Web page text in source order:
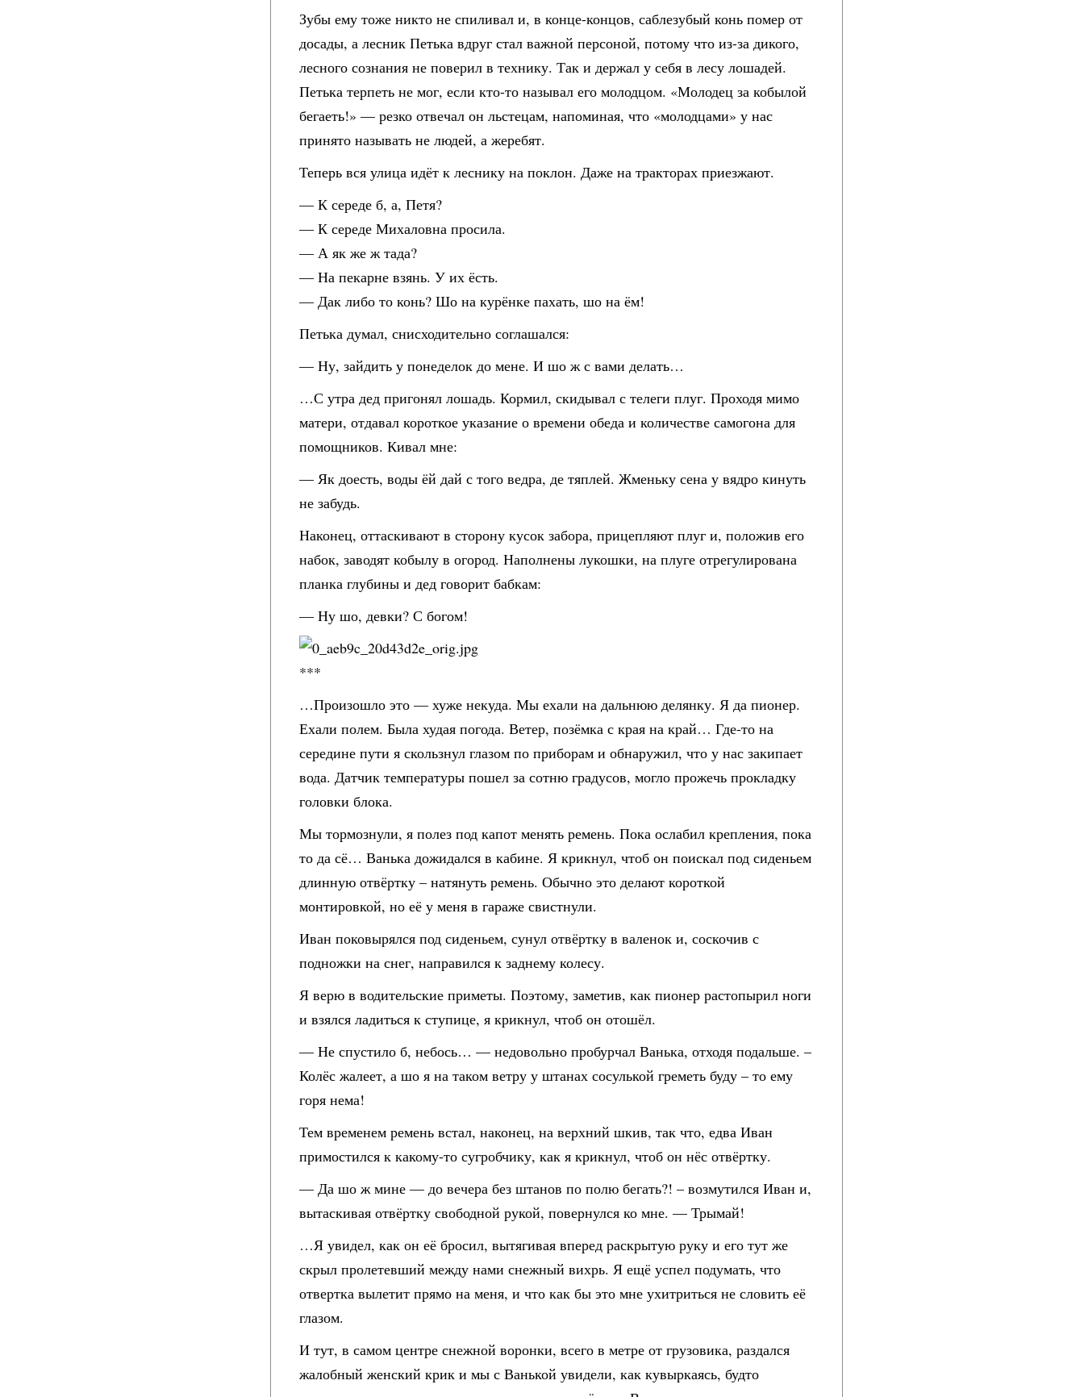
Зубы ему тоже никто не спиливал и, в конце-концов, саблезубый конь помер от
досады, а лесник Петька вдруг стал важной персоной, потому что из-за дикого,
лесного сознания не поверил в технику. Так и держал у себя в лесу лошадей.
Петька терпеть не мог, если кто-то называл его молодцом. «Молодец за кобылой
бегаеть!» — резко отвечал он льстецам, напоминая, что «молодцами» у нас
принято называть не людей, а жеребят.
Теперь вся улица идёт к леснику на поклон. Даже на тракторах приезжают.
— К середе б, а, Петя?
— К середе Михаловна просила.
— А як же ж тада?
— На пекарне взянь. У их ёсть.
— Дак либо то конь? Шо на курёнке пахать, шо на ём!
Петька думал, снисходительно соглашался:
— Ну, зайдить у понеделок до мене. И шо ж с вами делать…
…С утра дед пригонял лошадь. Кормил, скидывал с телеги плуг. Проходя мимо
матери, отдавал короткое указание о времени обеда и количестве самогона для
помощников. Кивал мне:
— Як доесть, воды ёй дай с того ведра, де тяплей. Жменьку сена у вядро кинуть
не забудь.
Наконец, оттаскивают в сторону кусок забора, прицепляют плуг и, положив его
набок, заводят кобылу в огород. Наполнены лукошки, на плуге отрегулирована
планка глубины и дед говорит бабкам:
— Ну шо, девки? С богом!
***
…Произошло это — хуже некуда. Мы ехали на дальнюю делянку. Я да пионер.
Ехали полем. Была худая погода. Ветер, позёмка с края на край… Где-то на
середине пути я скользнул глазом по приборам и обнаружил, что у нас закипает
вода. Датчик температуры пошел за сотню градусов, могло прожечь прокладку
головки блока.
Мы тормознули, я полез под капот менять ремень. Пока ослабил крепления, пока
то да сё… Ванька дожидался в кабине. Я крикнул, чтоб он поискал под сиденьем
длинную отвёртку – натянуть ремень. Обычно это делают короткой
монтировкой, но её у меня в гараже свистнули.
Иван поковырялся под сиденьем, сунул отвёртку в валенок и, соскочив с
подножки на снег, направился к заднему колесу.
Я верю в водительские приметы. Поэтому, заметив, как пионер растопырил ноги
и взялся ладиться к ступице, я крикнул, чтоб он отошёл.
— Не спустило б, небось… — недовольно пробурчал Ванька, отходя подальше. –
Колёс жалеет, а шо я на таком ветру у штанах сосулькой греметь буду – то ему
горя нема!
Тем временем ремень встал, наконец, на верхний шкив, так что, едва Иван
примостился к какому-то сугробчику, как я крикнул, чтоб он нёс отвёртку.
— Да шо ж мине — до вечера без штанов по полю бегать?! – возмутился Иван и,
вытаскивая отвёртку свободной рукой, повернулся ко мне. — Трымай!
…Я увидел, как он её бросил, вытягивая вперед раскрытую руку и его тут же
скрыл пролетевший между нами снежный вихрь. Я ещё успел подумать, что
отвертка вылетит прямо на меня, и что как бы это мне ухитриться не словить её
глазом.
И тут, в самом центре снежной воронки, всего в метре от грузовика, раздался
жалобный женский крик и мы с Ванькой увидели, как кувыркаясь, будто